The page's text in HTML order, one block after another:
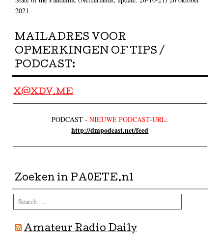
2021
MAILADRES VOOR
OPMERKINGEN OF TIPS /
PODCAST:
X@XDV.ME
PODCAST -NIEUWE PODCAST-URL:
http://dmpodcast.net/feed
Zoeken in PA0ETE.nl
Search
Amateur Radio Daily